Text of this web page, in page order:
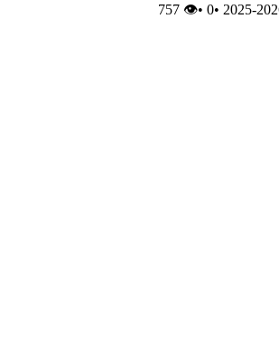
2025-
•
0
•
👁 757